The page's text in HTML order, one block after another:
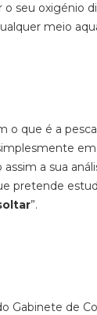
o seu oxigénio
meio
o que é a
a sua
pretende
”.
Gabinete de